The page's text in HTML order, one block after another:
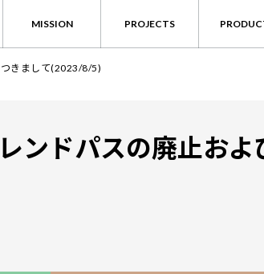
MISSION PROJECTS
つきまして(2023/8/5)
ンドパスの廃止お